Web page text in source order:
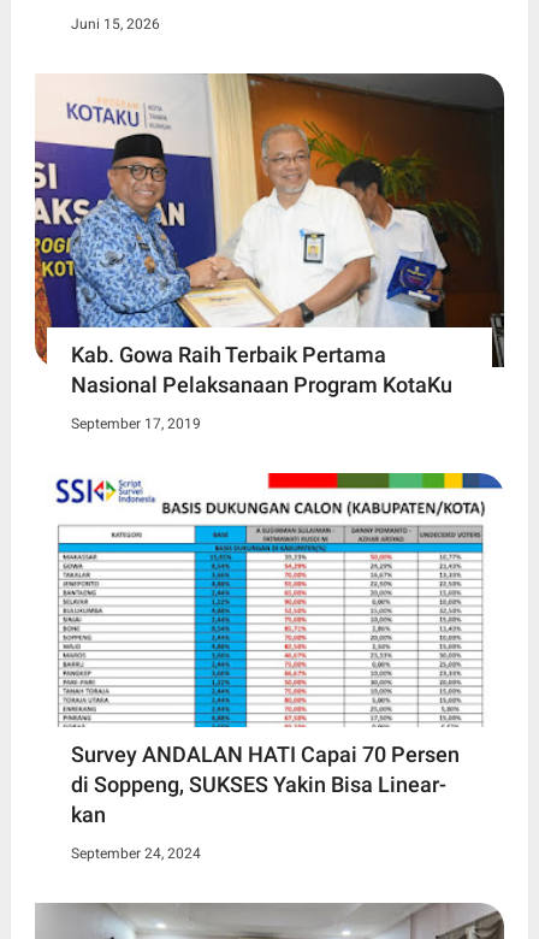
Juni 15, 2026
Kab. Gowa Raih Terbaik Pertama
Nasional Pelaksanaan Program KotaKu
September 17, 2019
Survey ANDALAN HATI Capai 70 Persen
di Soppeng, SUKSES Yakin Bisa Linear-
kan
September 24, 2024